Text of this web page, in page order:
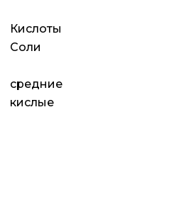
Кислоты
Соли
средние
кислые